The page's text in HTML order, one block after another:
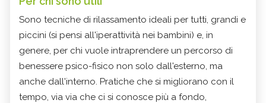
Sono tecniche di rilassamento ideali per tutti, grandi e
piccini (si pensi all'iperattività nei bambini) e, in
genere, per chi vuole intraprendere un percorso di
benessere psico-fisico non solo dall'esterno, ma
anche dall'interno. Pratiche che si migliorano con il
tempo, via via che ci si conosce più a fondo,